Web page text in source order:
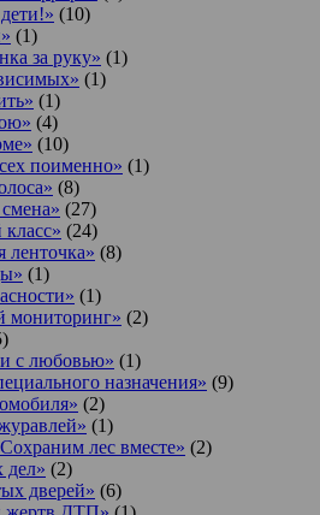
(10)
(1)
за руку» (1)
(1)
(1)
(4)
(10)
поименно» (1)
(8)
(27)
класс» (24)
ленточка» (8)
(1)
(1)
мониторинг» (2)
с любовью» (1)
назначения» (9)
(2)
(1)
лес вместе» (2)
дел» (2)
дверей» (6)